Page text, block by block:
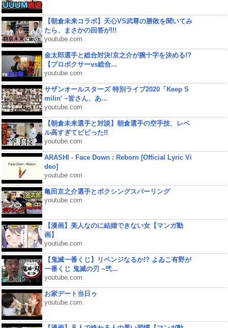
【朝倉未来コラボ】天心VS武尊の勝敗を聞いてみ
たら、まさかの回答が!!!
youtube.com
金太郎選手と総合対決!京之介が腕十字を決める!?
【プロボクサーvs総合...
youtube.com
サザンオールスターズ 特別ライブ2020「Keep S
milin’ ~皆さん、あ...
youtube.com
【朝倉未来選手と対談】朝倉選手の空手技、レベ
ル高すぎてビビった!!
youtube.com
ARASHI - Face Down : Reborn [Official Lyric Vi
deo]
youtube.com
亀田京之介選手とボクシングスパーリング
youtube.com
【漫画】美人なのに結婚できない女【マンガ動
画】
youtube.com
【鬼滅一番くじ】リベンジなるか!? よゐこ有野が
一番くじ 鬼滅の刃 ~弐...
youtube.com
お家デート当日ゥ
youtube.com